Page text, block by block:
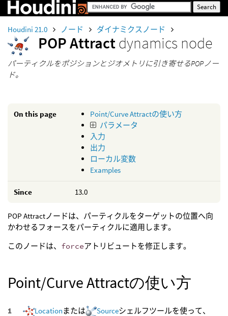
Houdini 21.0 ノード ダイナミクスノード
POP Attractdynamics node
パーティクルをポジションとジオメトリに引き寄せるPOPノー
ド。
On this page
Point/Curve Attractの使い方
パラメータ
入力
出力
ローカル変数
Examples
Since 13.0
POP Attractノードは、パーティクルをターゲットの位置へ向
かわせるフォースをパーティクルに適用します。
このノードは、 forceアトリビュートを修正します。
Point/Curve Attractの使い方
Locationまたは Sourceシェルフツールを使って、